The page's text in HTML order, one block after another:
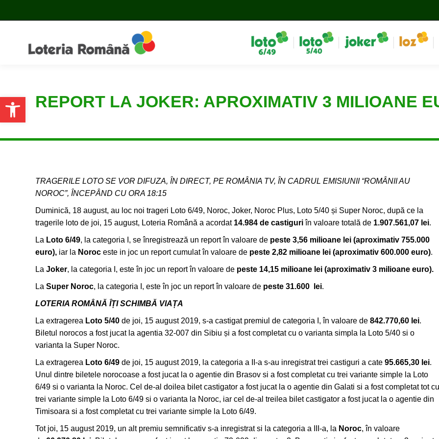
Open toolbarREPORT LA JOKER: APROXIMATIV 3 MILIOANE
TRAGERILE LOTO SE VOR DIFUZA, ÎN DIRECT, PE ROMÂNIA TV, ÎN CADRUL EMISIUNII “ROMÂNII AU
NOROC”, ÎNCEPÂND CU ORA 18:15
Duminică, 18 august, au loc noi trageri Loto 6/49, Noroc, Joker, Noroc Plus, Loto 5/40 și Super Noroc, după ce la
tragerile loto de joi, 15 august, Loteria Română a acordat 14.984 de castiguriîn valoare totală de 1.907.561,07 lei.
La Loto 6/49, la categoria I, se înregistrează un report în valoare de peste 3,56 milioane lei (aproximativ 755.000
euro), iar la Noroc este in joc un report cumulat în valoare de peste 2,82 milioane lei (aproximativ 600.000 euro).
La Joker, la categoria I, este în joc un report în valoare de peste 14,15 milioane lei (aproximativ 3 milioane euro).
La Super Noroc, la categoria I, este în joc un report în valoare de peste 31.600 lei.
LOTERIA ROMÂNĂ ÎȚI SCHIMBĂ VIAȚA
La extragerea Loto 5/40 de joi, 15 august 2019, s-a castigat premiul de categoria I, în valoare de 842.770,60 lei.
Biletul norocos a fost jucat la agentia 32-007 din Sibiu și a fost completat cu o varianta simpla la Loto 5/40 si o
varianta la Super Noroc.
La extragerea Loto 6/49 de joi, 15 august 2019, la categoria a II-a s-au inregistrat trei castiguri a cate 95.665,30 lei.
Unul dintre biletele norocoase a fost jucat la o agentie din Brasov si a fost completat cu trei variante simple la Loto
6/49 si o varianta la Noroc. Cel de-al doilea bilet castigator a fost jucat la o agentie din Galati si a fost completat tot cu
trei variante simple la Loto 6/49 si o varianta la Noroc, iar cel de-al treilea bilet castigator a fost jucat la o agentie din
Timisoara si a fost completat cu trei variante simple la Loto 6/49.
Tot joi, 15 august 2019, un alt premiu semnificativ s-a inregistrat si la categoria a III-a, la Noroc, în valoare